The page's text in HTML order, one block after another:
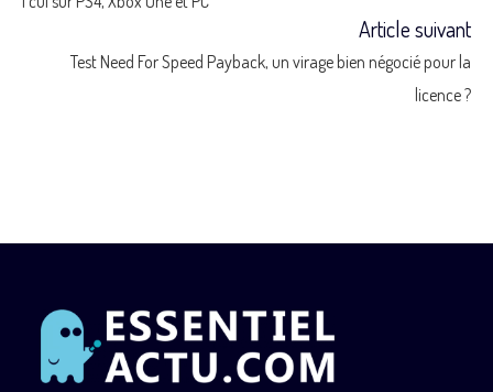
Article suivant
Test Need For Speed Payback, un virage bien négocié pour la
licence ?